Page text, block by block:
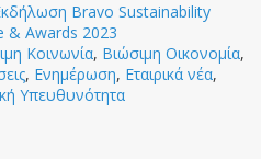
Bravo Sustainability
& Awards 2023
Κοινωνία, Βιώσιμη Οικονομία,
, Ενημέρωση, Εταιρικά νέα,
Υπευθυνότητα